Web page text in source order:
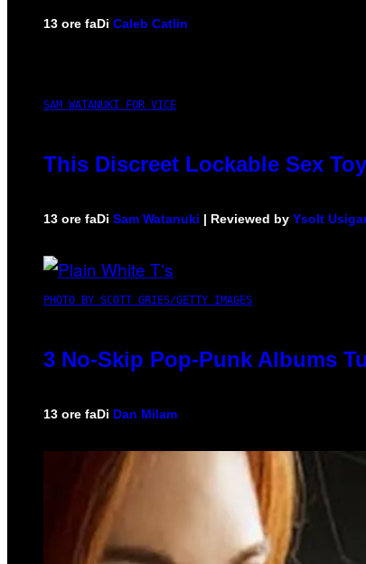
13 ore faDi Caleb Catlin
SAM WATANUKI FOR VICE
This Discreet Lockable Sex
13 ore faDi Sam Watanuki | Reviewed by Ysolt
PHOTO BY SCOTT GRIES/GETTY IMAGES
3 No-Skip Pop-Punk Albums
13 ore faDi Dan Milam